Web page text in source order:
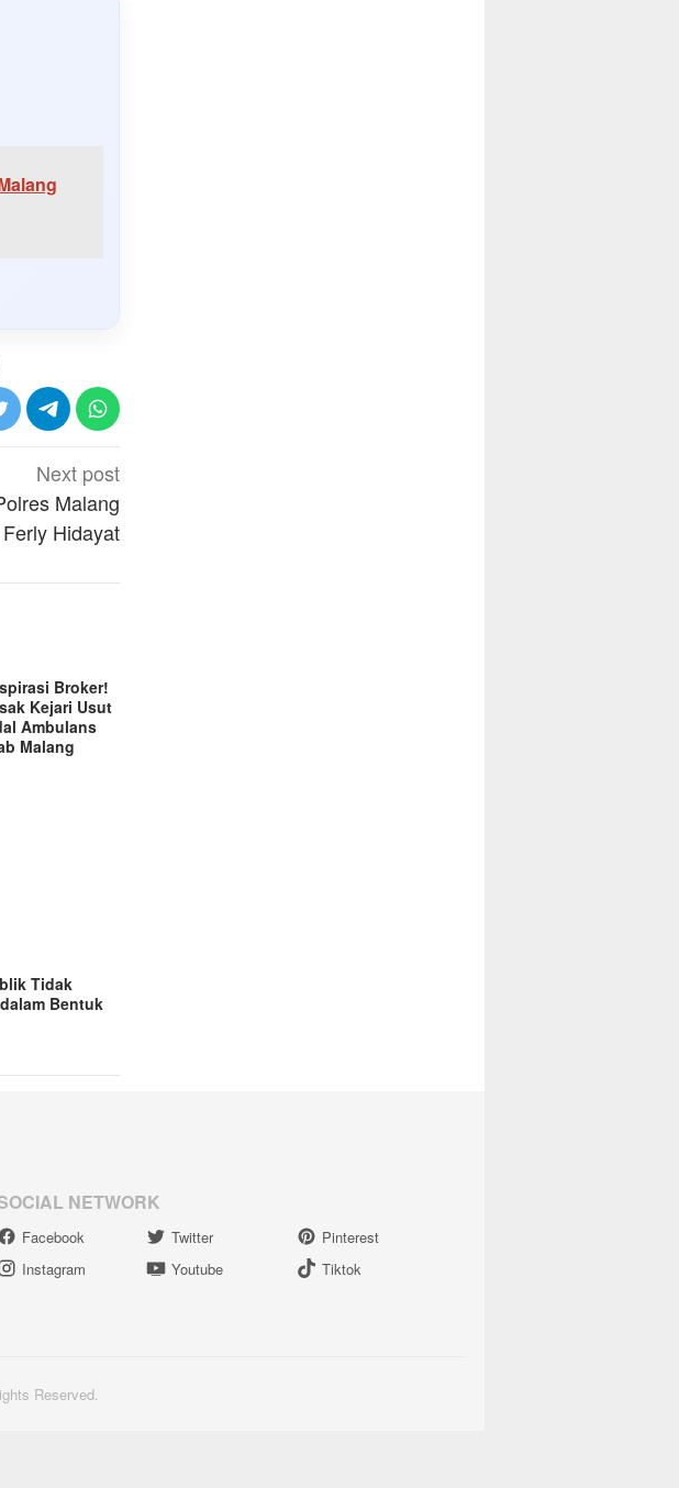
Next post
Malang
Hidayat
Broker!
Kejari Usut
Ambulans
Malang
Tidak
Bentuk
NETWORK
Facebook Twitter
Pinterest
Instagram
Youtube Tiktok
Reserved.